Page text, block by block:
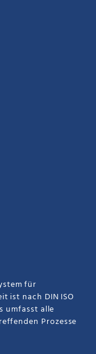
für
ist nach DIN ISO
umfasst alle
Prozesse